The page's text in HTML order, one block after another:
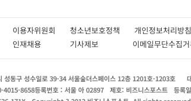
이용자위원회 청소년보호정책 개인정보처
인재채용 기사제보 이메일무단수집
성동구 성수일로 39-34 서울숲더스페이스 12층 1201호-1203호
4015-8658등록번호 : 서울 아 02897 제호: 비즈니스포스트 등록